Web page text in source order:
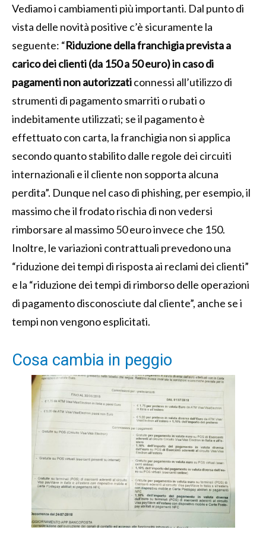
Vediamo i cambiamenti più importanti. Dal punto di
vista delle novità positive c’è sicuramente la
seguente: “Riduzione della franchigia prevista a
carico dei clienti (da 150 a 50 euro) in caso di
pagamenti non autorizzaticonnessi all’utilizzo di
strumenti di pagamento smarriti o rubati o
indebitamente utilizzati; se il pagamento è
effettuato con carta, la franchigia non si applica
secondo quanto stabilito dalle regole dei circuiti
internazionali e il cliente non sopporta alcuna
perdita”. Dunque nel caso di phishing, per esempio, il
massimo che il frodato rischia di non vedersi
rimborsare al massimo 50 euro invece che 150.
Inoltre, le variazioni contrattuali prevedono una
“riduzione dei tempi di risposta ai reclami dei clienti”
e la “riduzione dei tempi di rimborso delle operazioni
di pagamento disconosciute dal cliente”, anche se i
tempi non vengono esplicitati.
Cosa cambia in peggio